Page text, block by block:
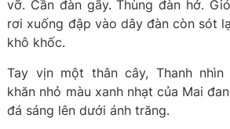
vỡ. Cần đàn gãy. Thùng đàn hở.
rơi xuống đập vào dây đàn còn sót
khô khốc.
Tay vịn một thân cây, Thanh nhìn
khăn nhỏ màu xanh nhạt của Mai
đá sáng lên dưới ánh trăng.